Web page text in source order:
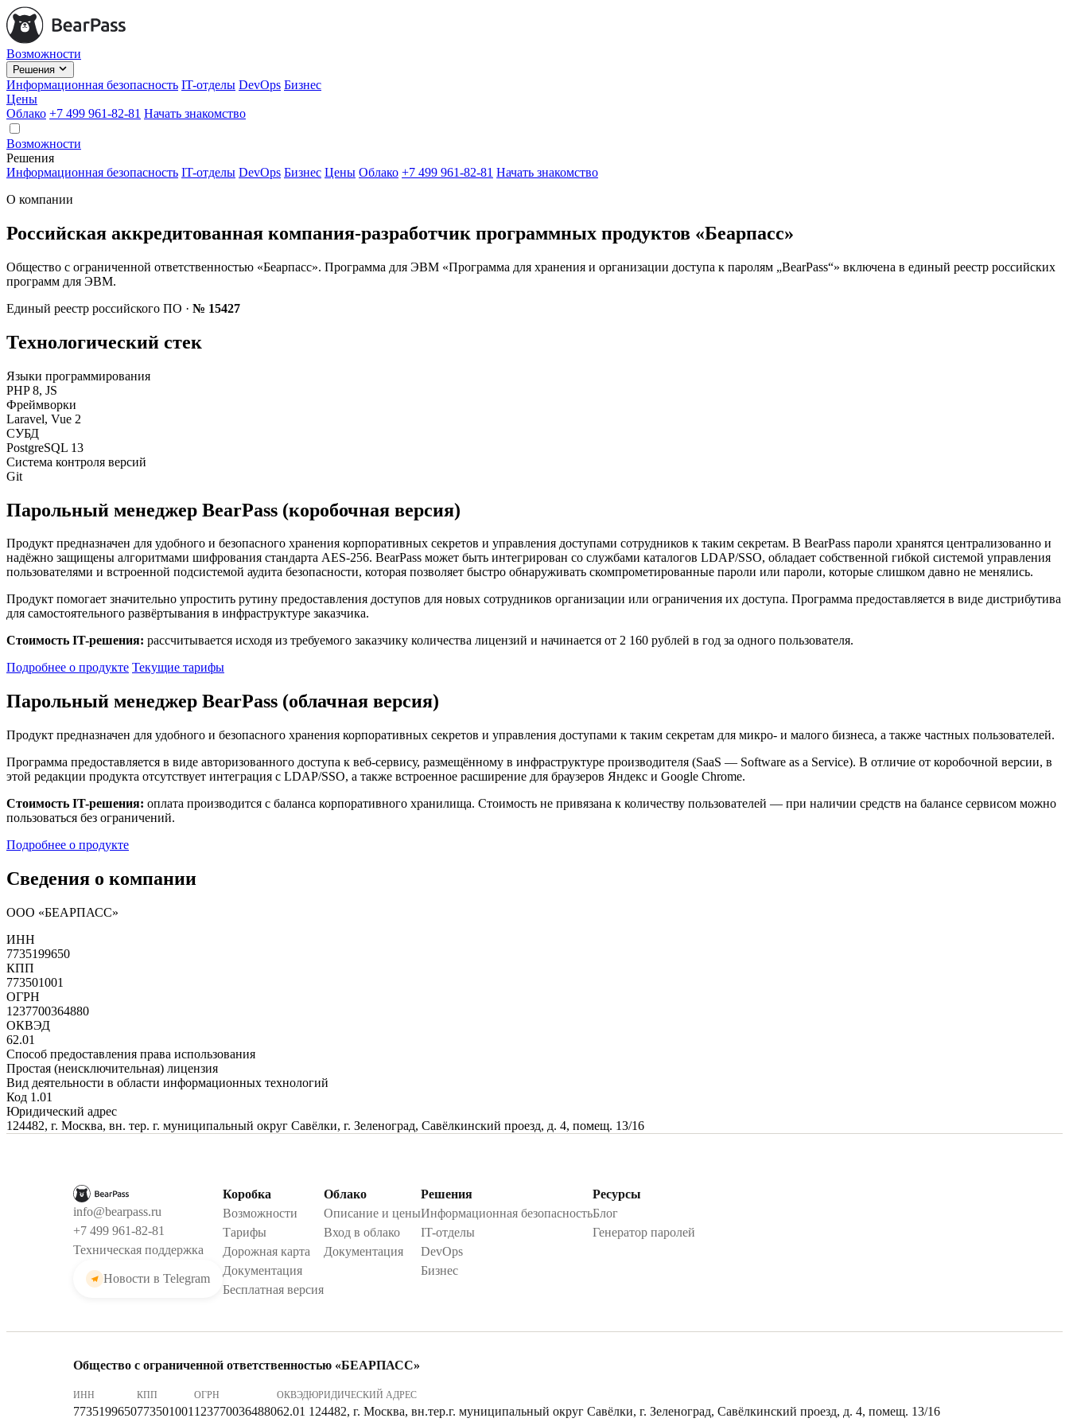
Возможности
Решения
Информационная безопасность IT-отделы DevOps Бизнес
Цены
Облако +7 499 961-82-81 Начать знакомство
Возможности
Решения
Информационная безопасность IT-отделы DevOps Бизнес Цены Облако +7 499 961-82-81 Начать знакомство
О компании
Российская аккредитованная компания-разработчик программных продуктов «Беарпасс»
Общество с ограниченной ответственностью «Беарпасс». Программа для ЭВМ «Программа для хранения и организации доступа к паролям „BearPass“» включена в единый реестр российских
программ для ЭВМ.
Единый реестр российского ПО · № 15427
Технологический стек
Языки программирования
PHP 8, JS
Фреймворки
Laravel, Vue 2
СУБД
PostgreSQL 13
Система контроля версий
Git
Парольный менеджер BearPass (коробочная версия)
Продукт предназначен для удобного и безопасного хранения корпоративных секретов и управления доступами сотрудников к таким секретам. В BearPass пароли хранятся централизованно и
надёжно защищены алгоритмами шифрования стандарта AES-256. BearPass может быть интегрирован со службами каталогов LDAP/SSO, обладает собственной гибкой системой управления
пользователями и встроенной подсистемой аудита безопасности, которая позволяет быстро обнаруживать скомпрометированные пароли или пароли, которые слишком давно не менялись.
Продукт помогает значительно упростить рутину предоставления доступов для новых сотрудников организации или ограничения их доступа. Программа предоставляется в виде дистрибутива
для самостоятельного развёртывания в инфраструктуре заказчика.
Стоимость IT-решения: рассчитывается исходя из требуемого заказчику количества лицензий и начинается от 2 160 рублей в год за одного пользователя.
Подробнее о продукте Текущие тарифы
Парольный менеджер BearPass (облачная версия)
Продукт предназначен для удобного и безопасного хранения корпоративных секретов и управления доступами к таким секретам для микро- и малого бизнеса, а также частных пользователей.
Программа предоставляется в виде авторизованного доступа к веб-сервису, размещённому в инфраструктуре производителя (SaaS — Software as a Service). В отличие от коробочной версии, в
этой редакции продукта отсутствует интеграция с LDAP/SSO, а также встроенное расширение для браузеров Яндекс и Google Chrome.
Стоимость IT-решения: оплата производится с баланса корпоративного хранилища. Стоимость не привязана к количеству пользователей — при наличии средств на балансе сервисом можно
пользоваться без ограничений.
Подробнее о продукте
Сведения о компании
ООО «БЕАРПАСС»
ИНН
7735199650
КПП
773501001
ОГРН
1237700364880
ОКВЭД
62.01
Способ предоставления права использования
Простая (неисключительная) лицензия
Вид деятельности в области информационных технологий
Код 1.01
Юридический адрес
124482, г. Москва, вн. тер. г. муниципальный округ Савёлки, г. Зеленоград, Савёлкинский проезд, д. 4, помещ. 13/16
info@bearpass.ru
+7 499 961-82-81
Техническая поддержка
Новости в Telegram
Коробка
Возможности
Тарифы
Дорожная карта
Документация
Бесплатная версия
Облако
Описание и цены
Вход в облако
Документация
Решения
Информационная безопасность
IT-отделы
DevOps
Бизнес
Ресурсы
Блог
Генератор паролей
Общество с ограниченной ответственностью «БЕАРПАСС»
ИНН
7735199650
КПП
773501001
ОГРН
1237700364880
ОКВЭД
62.01
ЮРИДИЧЕСКИЙ АДРЕС
124482, г. Москва, вн.тер.г. муниципальный округ Савёлки, г. Зеленоград, Савёлкинский проезд, д. 4, помещ. 13/16